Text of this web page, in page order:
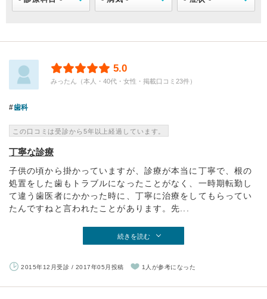
5.0
みったん（本人・40代・女性・掲載口コミ23件）
歯科
この口コミは受診から5年以上経過しています。
丁寧な診療
子供の頃から掛かっていますが、診療が本当に丁寧で、根の
処置をした歯もトラブルになったことがなく、一時期転勤し
て違う歯医者にかかった時に、丁寧に治療をしてもらってい
たんですねと言われたことがあります。先...
続きを読む
2015年12月受診 / 2017年05月投稿 1人が参考になった